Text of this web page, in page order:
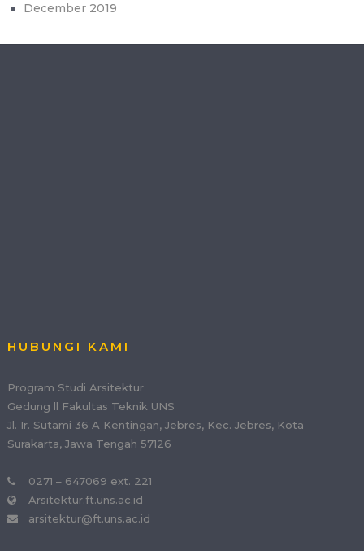
December 2019
HUBUNGI KAMI
Program Studi Arsitektur
Gedung ll Fakultas Teknik UNS
Jl. Ir. Sutami 36 A Kentingan, Jebres, Kec. Jebres, Kota
Surakarta, Jawa Tengah 57126
0271 – 647069 ext. 221
Arsitektur.ft.uns.ac.id
arsitektur@ft.uns.ac.id